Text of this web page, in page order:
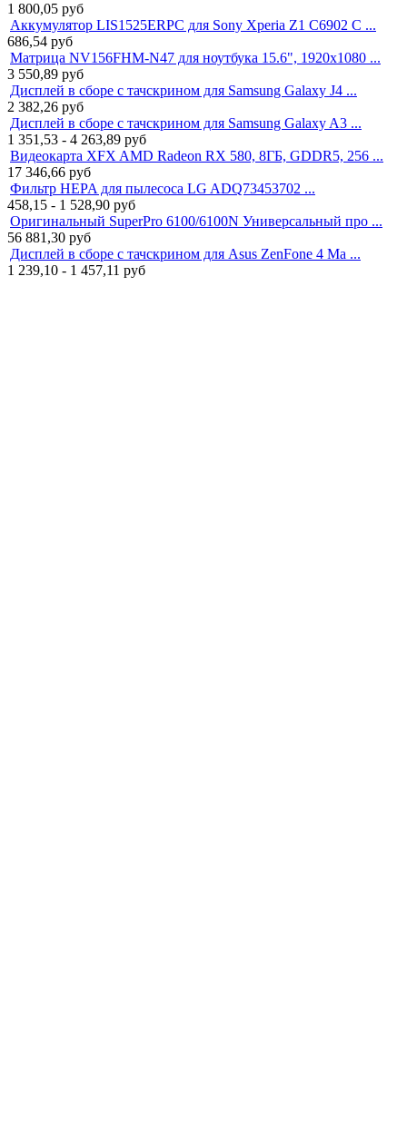
1 800,05 руб
Аккумулятор LIS1525ERPC для Sony Xperia Z1 C6902 C ...
686,54 руб
Матрица NV156FHM-N47 для ноутбука 15.6", 1920x1080 ...
3 550,89 руб
Дисплей в сборе с тачскрином для Samsung Galaxy J4 ...
2 382,26 руб
Дисплей в сборе с тачскрином для Samsung Galaxy A3 ...
1 351,53 - 4 263,89 руб
Видеокарта XFX AMD Radeon RX 580, 8ГБ, GDDR5, 256 ...
17 346,66 руб
Фильтр HEPA для пылесоса LG ADQ73453702 ...
458,15 - 1 528,90 руб
Оригинальный SuperPro 6100/6100N Универсальный про ...
56 881,30 руб
Дисплей в сборе с тачскрином для Asus ZenFone 4 Ma ...
1 239,10 - 1 457,11 руб